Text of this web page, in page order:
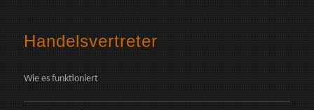
Handelsvertreter
Wie es funktioniert